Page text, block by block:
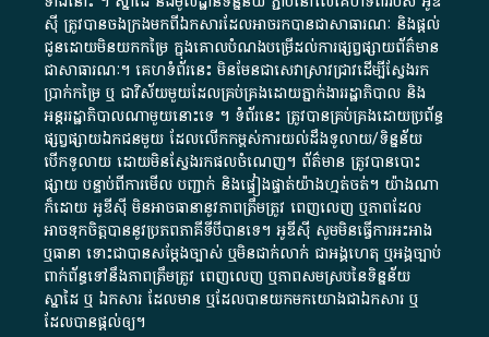
ស៊ី​ ត្រូវ​បាន​ចងក្រង​មក​ពី​ឯកសារ​ដែល​អាច​រក​បានជា​សាធារណៈ​ និង​ផ្តល់​
ជូន​ដោយ​មិន​យក​កម្រៃ​ ក្នុង​គោលបំណង​បម្រើ​ដល់ការ​ផ្សព្វផ្សាយ​ព័ត៌មាន​
ជា​សាធារណៈ​។​ គេហទំព័រ​នេះ​ មិនមែន​ជា​សេវា​ស្រាវជ្រាវ​ដើម្បី​ស្វែងរក
ប្រាក់​កម្រៃ​ ឬ​ ជា​វិស័យ​មួយ​ដែល​គ្រប់គ្រង​ដោយ​ភ្នាក់ងារ​រដ្ឋាភិបាល​ និង ​
អន្តររដ្ឋាភិបាល​ណាមួយ​នោះ​ទេ ​។​ ទំព័រ​នេះ​ ត្រូវ​បាន​គ្រប់គ្រង​ដោយ​ប្រព័ន្ធ​
ផ្សព្វផ្សាយ​ឯកជន​មួយ​ ដែល​លើកកម្ពស់​ការ​យល់​ដឹង​ទូលាយ​/​ទិន្នន័យ​
បើក​ទូលាយ​ ដោយ​មិនស្វែង​រក​ផល​ចំណេញ​។​ ព័ត៌មាន​ ត្រូវ​បាន​បោះ
ផ្សាយ​ បន្ទាប់​ពី​ការ​មើល​ បញ្ជាក់​ និង​ផ្ទៀងផ្ទាត់​យ៉ាង​ហ្មត់ចត់​។​ យ៉ាងណា​
ក៏​ដោយ​ អូ​ឌី​ស៊ី​ មិន​អាច​ធានា​នូវ​ភាព​ត្រឹមត្រូវ​ ពេញលេញ​ ឬ​ភាព​ដែល​
អាច​ទុកចិត្ត​បាននូវ​ប្រភព​ភាគី​ទី​បី​បាន​ទេ​។​ អូ​ឌី​ស៊ី​ សូម​មិន​ធ្វើការ​អះអាង​
ឬ​ធានា​ ទោះជា​បាន​សម្តែង​ច្បាស់​ ឬ​មិន​ជាក់លាក់​ ជា​អង្គហេតុ​ ឬ​អង្គច្បាប់​
ពាក់ព័ន្ធ​ទៅ​នឹង​ភាព​ត្រឹមត្រូវ​ ពេញលេញ​ ឬ​ភាព​សម​ស្រប​នៃ​ទិន្នន័យ​
ស្នាដៃ​ ឬ​ ឯកសារ​ ដែល​មាន​ ឬ​ដែល​បាន​យក​មក​យោង​ជា​ឯកសារ​ ឬ​
ដែល​បាន​ផ្តល់​ឲ្យ​។